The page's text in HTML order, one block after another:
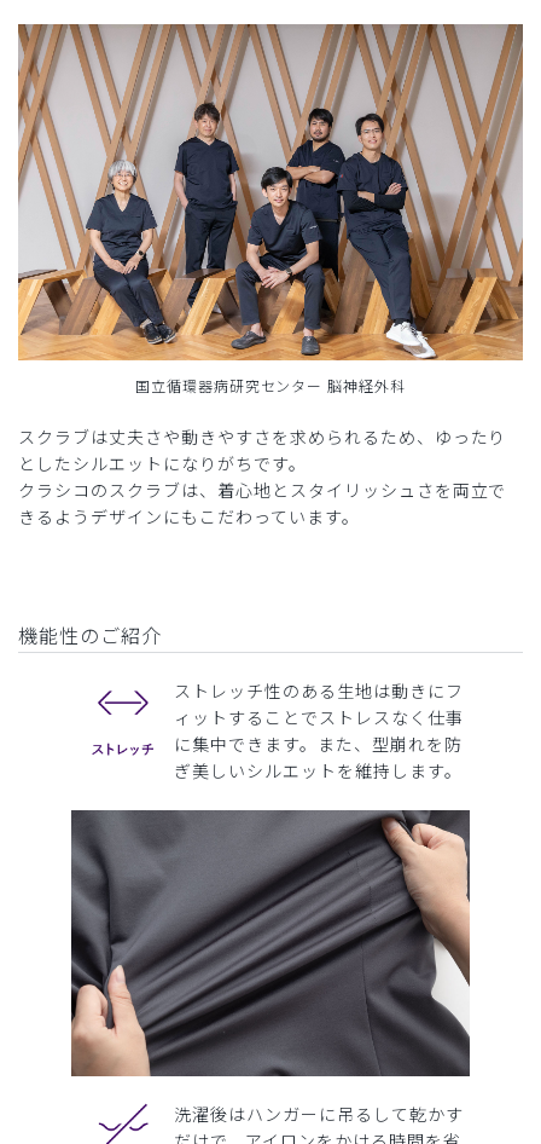
国立循環器病研究センター 脳神経外科
スクラブは丈夫さや動きやすさを求められるため、ゆったり
としたシルエットになりがちです。
クラシコのスクラブは、着心地とスタイリッシュさを両立で
きるようデザインにもこだわっています。
機能性のご紹介
ストレッチ性のある生地は動きにフ
ィットすることでストレスなく仕事
に集中できます。また、型崩れを防
ぎ美しいシルエットを維持します。
洗濯後はハンガーに吊るして乾かす